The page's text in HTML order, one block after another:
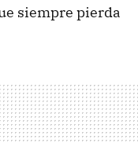
siempre pierda